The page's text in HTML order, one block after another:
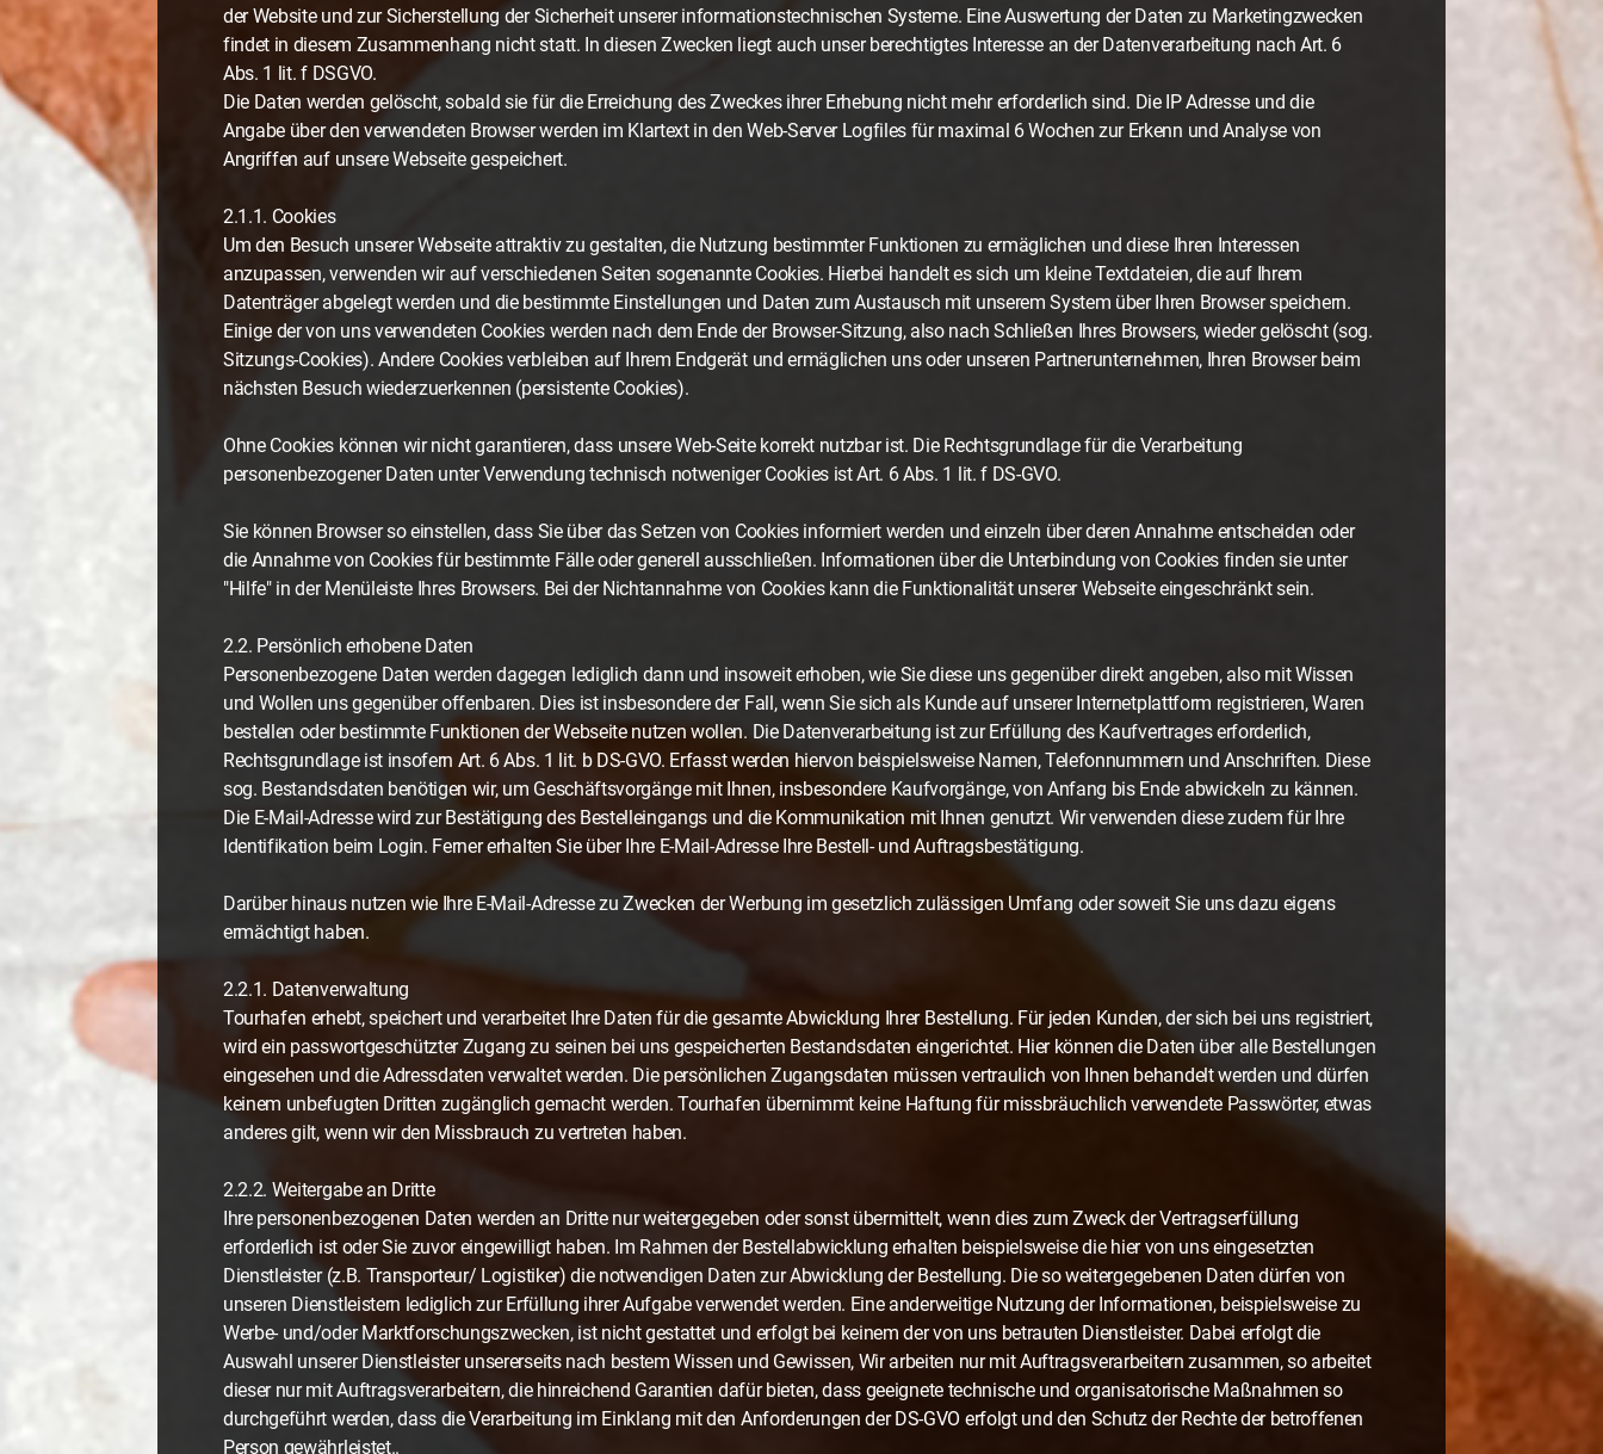
der Website und zur Sicherstellung der Sicherheit unserer informationstechnischen Systeme. Eine Auswertung der Daten zu Marketingzwecken
findet in diesem Zusammenhang nicht statt. In diesen Zwecken liegt auch unser berechtigtes Interesse an der Datenverarbeitung nach Art. 6
Abs. 1 lit. f DSGVO.
Die Daten werden gelöscht, sobald sie für die Erreichung des Zweckes ihrer Erhebung nicht mehr erforderlich sind. Die IP Adresse und die
Angabe über den verwendeten Browser werden im Klartext in den Web-Server Logfiles für maximal 6 Wochen zur Erkenn und Analyse von
Angriffen auf unsere Webseite gespeichert.
2.1.1. Cookies
Um den Besuch unserer Webseite attraktiv zu gestalten, die Nutzung bestimmter Funktionen zu ermäglichen und diese Ihren Interessen
anzupassen, verwenden wir auf verschiedenen Seiten sogenannte Cookies. Hierbei handelt es sich um kleine Textdateien, die auf Ihrem
Datenträger abgelegt werden und die bestimmte Einstellungen und Daten zum Austausch mit unserem System über Ihren Browser speichern.
Einige der von uns verwendeten Cookies werden nach dem Ende der Browser-Sitzung, also nach Schließen Ihres Browsers, wieder gelöscht (sog.
Sitzungs-Cookies). Andere Cookies verbleiben auf Ihrem Endgerät und ermäglichen uns oder unseren Partnerunternehmen, Ihren Browser beim
nächsten Besuch wiederzuerkennen (persistente Cookies).
Ohne Cookies können wir nicht garantieren, dass unsere Web-Seite korrekt nutzbar ist. Die Rechtsgrundlage für die Verarbeitung
personenbezogener Daten unter Verwendung technisch notweniger Cookies ist Art. 6 Abs. 1 lit. f DS-GVO.
Sie können Browser so einstellen, dass Sie über das Setzen von Cookies informiert werden und einzeln über deren Annahme entscheiden oder
die Annahme von Cookies für bestimmte Fälle oder generell ausschließen. Informationen über die Unterbindung von Cookies finden sie unter
"Hilfe" in der Menüleiste Ihres Browsers. Bei der Nichtannahme von Cookies kann die Funktionalität unserer Webseite eingeschränkt sein.
2.2. Persönlich erhobene Daten
Personenbezogene Daten werden dagegen lediglich dann und insoweit erhoben, wie Sie diese uns gegenüber direkt angeben, also mit Wissen
und Wollen uns gegenüber offenbaren. Dies ist insbesondere der Fall, wenn Sie sich als Kunde auf unserer Internetplattform registrieren, Waren
bestellen oder bestimmte Funktionen der Webseite nutzen wollen. Die Datenverarbeitung ist zur Erfüllung des Kaufvertrages erforderlich,
Rechtsgrundlage ist insofern Art. 6 Abs. 1 lit. b DS-GVO. Erfasst werden hiervon beispielsweise Namen, Telefonnummern und Anschriften. Diese
sog. Bestandsdaten benötigen wir, um Geschäftsvorgänge mit Ihnen, insbesondere Kaufvorgänge, von Anfang bis Ende abwickeln zu kännen.
Die E-Mail-Adresse wird zur Bestätigung des Bestelleingangs und die Kommunikation mit Ihnen genutzt. Wir verwenden diese zudem für Ihre
Identifikation beim Login. Ferner erhalten Sie über Ihre E-Mail-Adresse Ihre Bestell- und Auftragsbestätigung.
Darüber hinaus nutzen wie Ihre E-Mail-Adresse zu Zwecken der Werbung im gesetzlich zulässigen Umfang oder soweit Sie uns dazu eigens
ermächtigt haben.
2.2.1. Datenverwaltung
Tourhafen erhebt, speichert und verarbeitet Ihre Daten für die gesamte Abwicklung Ihrer Bestellung. Für jeden Kunden, der sich bei uns registriert,
wird ein passwortgeschützter Zugang zu seinen bei uns gespeicherten Bestandsdaten eingerichtet. Hier können die Daten über alle Bestellungen
eingesehen und die Adressdaten verwaltet werden. Die persönlichen Zugangsdaten müssen vertraulich von Ihnen behandelt werden und dürfen
keinem unbefugten Dritten zugänglich gemacht werden. Tourhafen übernimmt keine Haftung für missbräuchlich verwendete Passwörter, etwas
anderes gilt, wenn wir den Missbrauch zu vertreten haben.
2.2.2. Weitergabe an Dritte
Ihre personenbezogenen Daten werden an Dritte nur weitergegeben oder sonst übermittelt, wenn dies zum Zweck der Vertragserfüllung
erforderlich ist oder Sie zuvor eingewilligt haben. Im Rahmen der Bestellabwicklung erhalten beispielsweise die hier von uns eingesetzten
Dienstleister (z.B. Transporteur/ Logistiker) die notwendigen Daten zur Abwicklung der Bestellung. Die so weitergegebenen Daten dürfen von
unseren Dienstleistern lediglich zur Erfüllung ihrer Aufgabe verwendet werden. Eine anderweitige Nutzung der Informationen, beispielsweise zu
Werbe- und/oder Marktforschungszwecken, ist nicht gestattet und erfolgt bei keinem der von uns betrauten Dienstleister. Dabei erfolgt die
Auswahl unserer Dienstleister unsererseits nach bestem Wissen und Gewissen, Wir arbeiten nur mit Auftragsverarbeitern zusammen, so arbeitet
dieser nur mit Auftragsverarbeitern, die hinreichend Garantien dafür bieten, dass geeignete technische und organisatorische Maßnahmen so
durchgeführt werden, dass die Verarbeitung im Einklang mit den Anforderungen der DS-GVO erfolgt und den Schutz der Rechte der betroffenen
Person gewährleistet..